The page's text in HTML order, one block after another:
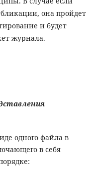
она пройдет
и будет
журнала.
одного файла в
в себя